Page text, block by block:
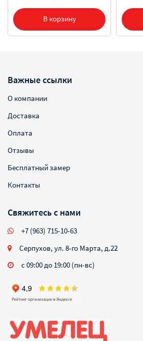
В корзину
Важные ссылки
О компании
Доставка
Оплата
Отзывы
Бесплатный замер
Контакты
Свяжитесь с нами
+7 (963) 715-10-63
Серпухов, ул. 8-го Марта, д.22
с 09:00 до 19:00 (пн-вс)